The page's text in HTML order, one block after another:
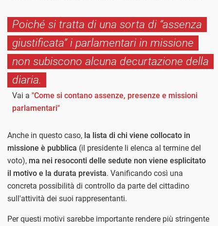
Poiché si tratta di una sorta di “assenza
giustificata” i parlamentari in missione
non subiscono alcuna decurtazione della
diaria.
Vai a "Come si contano assenze, presenze e missioni
parlamentari"
Anche in questo caso, la lista di chi viene collocato in
missione è pubblica (il presidente li elenca al termine del
voto), ma nei resoconti delle sedute non viene esplicitato
il motivo e la durata prevista. Vanificando così una
concreta possibilità di controllo da parte del cittadino
sull'attività dei suoi rappresentanti.
Per questi motivi sarebbe importante rendere più stringente